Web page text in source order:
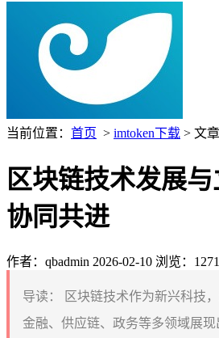
当前位置： 首页 > imtoken下载 > 文
区块链技术发展
协同共进
作者：qbadmin 2026-02-10 浏览：1271
导读：
区块链技术作为新兴科技
金融、供应链、政务等多领域展